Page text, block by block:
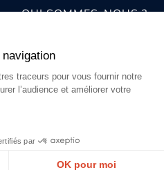
QUI SOMMES-NOUS ?
& CARROSSERIES
MENTIONS LÉGALES
GÉNÉRALES DE VENTE